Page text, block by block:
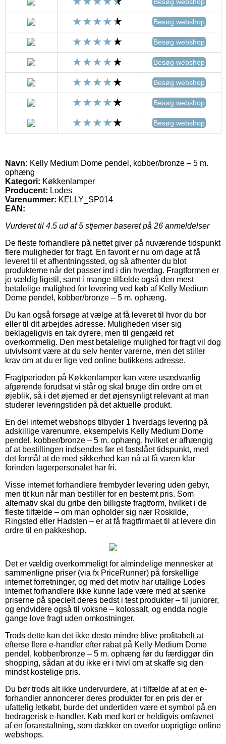
Besøg webshop
Besøg webshop
Besøg webshop
Besøg webshop
Besøg webshop
Besøg webshop
Navn: Kelly Medium Dome pendel, kobber/bronze – 5 m.
ophæng
Kategori: Køkkenlamper
Producent: Lodes
Varenummer: KELLY_SP014
EAN:
Vurderet til 4.5 ud af 5 stjerner baseret på 26 anmeldelser
De fleste forhandlere på nettet giver på nuværende tidspunkt
flere muligheder for fragt. En favorit er nu om dage at få
leveret til et afhentningssted, og så afhenter du blot
produkterne når det passer ind i din hverdag. Fragtformen er
jo vældig ligetil, samt i mange tilfælde også den mest
betalelige mulighed for levering ved køb af Kelly Medium
Dome pendel, kobber/bronze – 5 m. ophæng.
Du kan også forsøge at vælge at få leveret til hvor du bor
eller til dit arbejdes adresse. Muligheden viser sig
beklageligvis en tak dyrere, men til gengæld ret
overkommelig. Den mest betalelige mulighed for fragt vil dog
utvivlsomt være at du selv henter varerne, men det stiller
krav om at du er lige ved online butikkens adresse.
Fragtperioden på Køkkenlamper kan være usædvanlig
afgørende forudsat vi står og skal bruge din ordre om et
øjeblik, så i det øjemed er det øjensynligt relevant at man
studerer leveringstiden på det aktuelle produkt.
En del internet webshops tilbyder 1 hverdags levering på
adskillige varenumre, eksempelvis Kelly Medium Dome
pendel, kobber/bronze – 5 m. ophæng, hvilket er afhængig
af at bestillingen indsendes før et fastslået tidspunkt, med
det formål at de med sikkerhed kan nå at få varen klar
forinden lagerpersonalet har fri.
Visse internet forhandlere frembyder levering uden gebyr,
men tit kun når man bestiller for en bestemt pris. Som
alternativ skal du gribe den billigste fragtform, hvilket i de
fleste tilfælde – om man opholder sig nær Roskilde,
Ringsted eller Hadsten – er at få fragtfirmaet til at levere din
ordre til en pakkeshop.
Det er vældig overkommeligt for almindelige mennesker at
sammenligne priser (via fx PriceRunner) på forskellige
internet forretninger, og med det motiv har utallige Lodes
internet forhandlere ikke kunne lade være med at sænke
priserne på specielt deres bedst i test produkter – til juniorer,
og endvidere også til voksne – kolossalt, og endda nogle
gange love fragt uden omkostninger.
Trods dette kan det ikke desto mindre blive profitabelt at
efterse flere e-handler efter rabat på Kelly Medium Dome
pendel, kobber/bronze – 5 m. ophæng før du færdiggør din
shopping, sådan at du ikke er i tvivl om at skaffe sig den
mindst kostelige pris.
Du bør trods alt ikke undervurdere, at i tilfælde af at en e-
forhandler annoncerer deres produkter for en pris der er
ufattelig letkøbt, burde det undertiden være et symbol på en
bedragerisk e-handler. Køb med kort er heldigvis omfavnet
af en foranstaltning, som dækker en overfor uoprigtige online
webshops.